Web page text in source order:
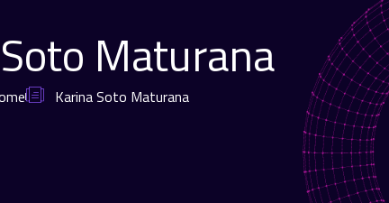
Maturana
Karina Soto Maturana